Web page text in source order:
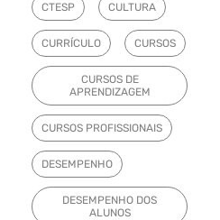
CTESP CULTURA
CURRÍCULO CURSOS
CURSOS DE
APRENDIZAGEM
CURSOS PROFISSIONAIS
DESEMPENHO
DESEMPENHO DOS
ALUNOS